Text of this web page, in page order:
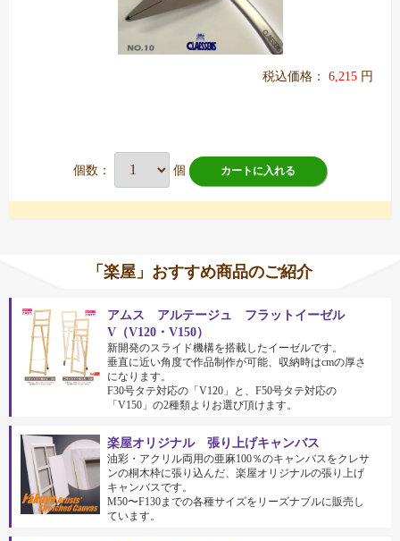
税込価格： 6,215 円
個数： 個 カートに入れる
「楽屋」おすすめ商品のご紹介
アムス アルテージュ フラットイーゼル
V（V120・V150）
新開発のスライド機構を搭載したイーゼルです。
垂直に近い角度で作品制作が可能、収納時はcmの厚さ
になります。
F30号タテ対応の「V120」と、F50号タテ対応の
「V150」の2種類よりお選び頂けます。
楽屋オリジナル 張り上げキャンバス
油彩・アクリル両用の亜麻100％のキャンバスをクレサ
ンの桐木枠に張り込んだ、楽屋オリジナルの張り上げ
キャンバスです。
M50〜F130までの各種サイズをリーズナブルに販売し
ています。